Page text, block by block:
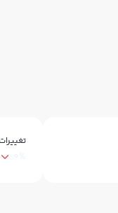
تغییرات ۲۴ ساعته